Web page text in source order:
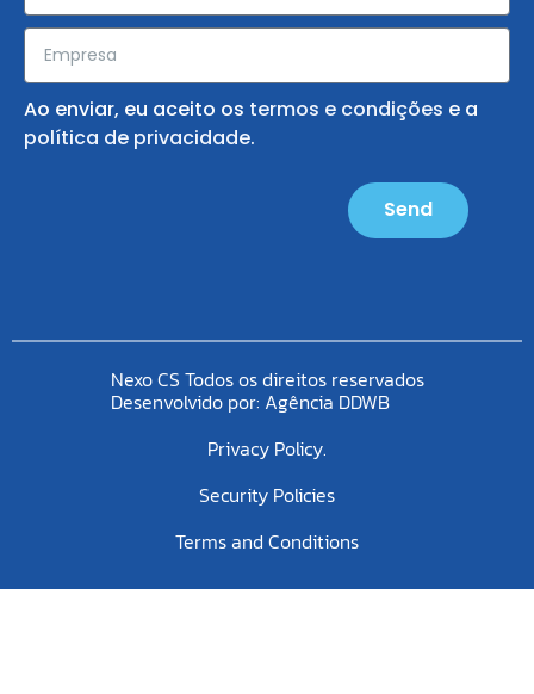
Ao enviar, eu aceito os termos e condições e a
política de privacidade.
Send
Nexo CS Todos os direitos reservados
Desenvolvido por: Agência DDWB
Privacy Policy.
Security Policies
Terms and Conditions